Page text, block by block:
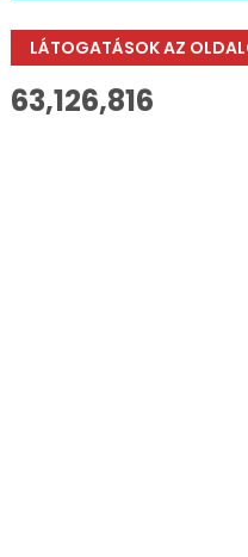
LÁTOGATÁSOK AZ
63,126,816